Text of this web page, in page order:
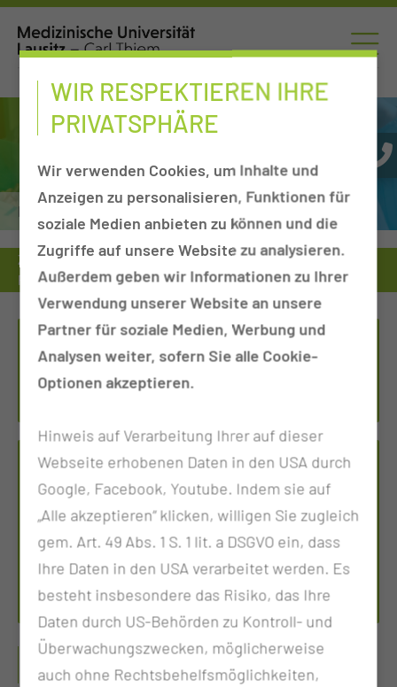
Pankreaskrebszentrum
Zentrum
Viszeralonkologisches Zentrum
Pankreaskrebszentrum
KONTAKT
Tel.:+49 355 46 2327
VIS­ZE­RALON­KO­LO­GI­SCHES ZEN­TRUM
Tel.:+49 355 46 2327
Fax: +49 355 46 2337
Per E-Mail kontaktieren
BITTE INFORMIEREN SIE SICH AUF DEN
SEITEN DES
WIR RESPEKTIEREN IHRE
PRIVATSPHÄRE
Wir verwenden Cookies, um Inhalte und
Anzeigen zu personalisieren, Funktionen für
soziale Medien anbieten zu können und die
Zugriffe auf unsere Website zu analysieren.
Außerdem geben wir Informationen zu Ihrer
Verwendung unserer Website an unsere
Partner für soziale Medien, Werbung und
Analysen weiter, sofern Sie alle Cookie-
Optionen akzeptieren.
Hinweis auf Verarbeitung Ihrer auf dieser
Webseite erhobenen Daten in den USA durch
Google, Facebook, Youtube. Indem sie auf
„Alle akzeptieren“ klicken, willigen Sie zugleich
gem. Art. 49 Abs. 1 S. 1 lit. a DSGVO ein, dass
Ihre Daten in den USA verarbeitet werden. Es
besteht insbesondere das Risiko, das Ihre
Daten durch US-Behörden zu Kontroll- und
Überwachungszwecken, möglicherweise
auch ohne Rechtsbehelfsmöglichkeiten,